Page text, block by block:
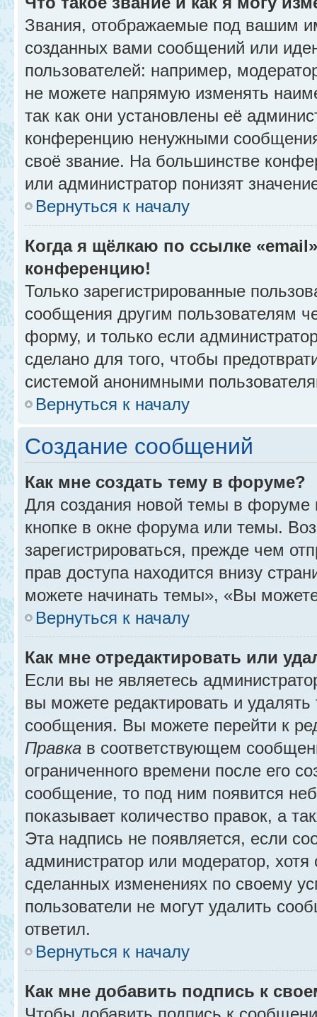
Звания, отображаемые под вашим
созданных вами сообщений или
пользователей: например,
не можете напрямую изменять
так как они установлены её
конференцию ненужными
своё звание. На большинстве
или администратор понизят
Вернуться к началу
Когда я щёлкаю по ссылке
конференцию!
Только зарегистрированные
сообщения другим пользователям
форму, и только если
сделано для того, чтобы
системой анонимными
Вернуться к началу
Создание сообщений
Как мне создать тему в форуме?
Для создания новой темы в форуме
кнопке в окне форума или темы.
зарегистрироваться, прежде чем
прав доступа находится внизу
можете начинать темы», «Вы
Вернуться к началу
Как мне отредактировать или
Если вы не являетесь
вы можете редактировать и
сообщения. Вы можете перейти к
Правка в соответствующем
ограниченного времени после его
сообщение, то под ним появится
показывает количество правок, а
Эта надпись не появляется, если
администратор или модератор,
сделанных изменениях по своему
пользователи не могут удалить
ответил.
Вернуться к началу
Как мне добавить подпись к